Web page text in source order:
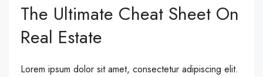
The Ultimate Cheat Sheet On
Real Estate
Lorem ipsum dolor sit amet, consectetur adipiscing elit.